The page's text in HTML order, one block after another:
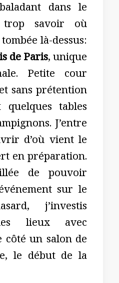
dans le
trop savoir où
là-dessus:
de Paris, unique
Petite cour
sans prétention
quelques tables
J’entre
d’où vient le
en préparation.
de pouvoir
sur le
j’investis
lieux avec
côté un salon de
le début de la